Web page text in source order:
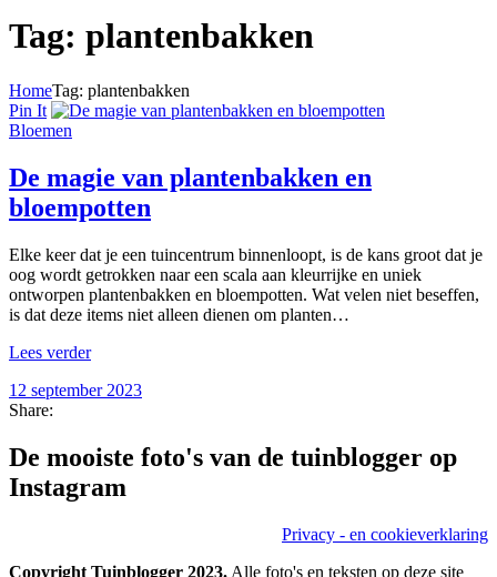
Tag: plantenbakken
HomeTag: plantenbakken
Pin It
Bloemen
De magie van plantenbakken en
bloempotten
Elke keer dat je een tuincentrum binnenloopt, is de kans groot dat je
oog wordt getrokken naar een scala aan kleurrijke en uniek
ontworpen plantenbakken en bloempotten. Wat velen niet beseffen,
is dat deze items niet alleen dienen om planten…
Lees verder
12 september 2023
Share:
De mooiste foto's van de tuinblogger op
Instagram
Privacy - en cookieverklaring
Copyright Tuinblogger 2023. Alle foto's en teksten op deze site